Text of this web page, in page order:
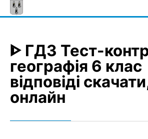
Skip
to
ᐈ ГДЗ Тест-
географія 6 клас
відповіді
онлайн